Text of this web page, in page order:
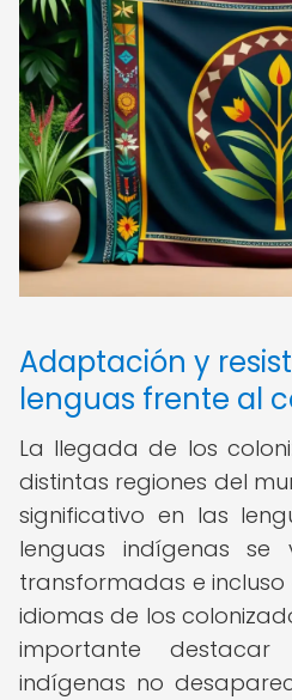
Adaptación y
lenguas frente al
La llegada de los
distintas regiones del
significativo en las
lenguas indígenas se
transformadas e
idiomas de los
importante
indígenas no